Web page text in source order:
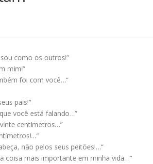
como os outros!”
mim!”
foi com você…”
pais!”
você está falando…”
centímetros…”
não pelos seus peitões!…”
coisa mais importante em minha vida…”